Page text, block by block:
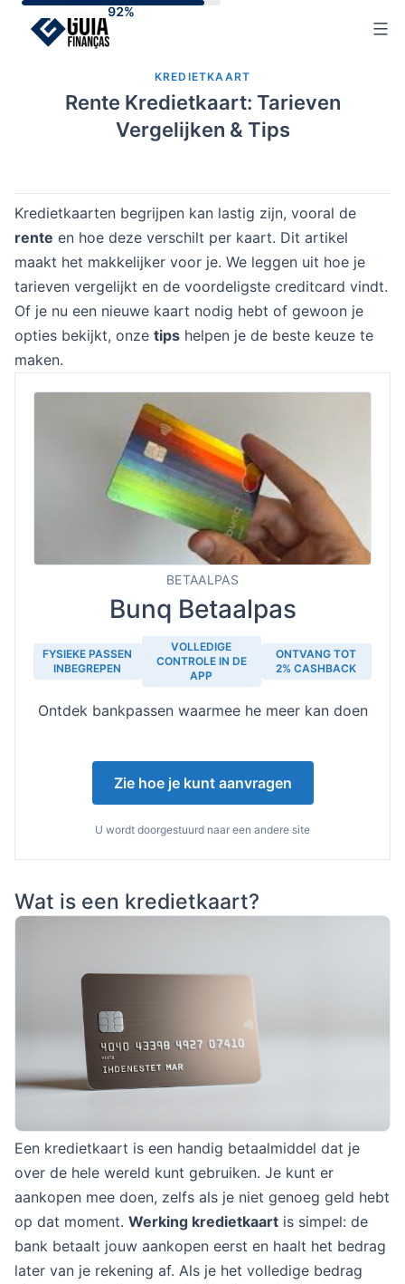
KREDIETKAART
Rente Kredietkaart: Tarieven
Vergelijken & Tips
Kredietkaarten begrijpen kan lastig zijn, vooral de
rente en hoe deze verschilt per kaart. Dit artikel
maakt het makkelijker voor je. We leggen uit hoe je
tarieven vergelijkt en de voordeligste creditcard vindt.
Of je nu een nieuwe kaart nodig hebt of gewoon je
opties bekijkt, onze tips helpen je de beste keuze te
maken.
BETAALPAS
Bunq Betaalpas
FYSIEKE PASSEN
INBEGREPEN
VOLLEDIGE
CONTROLE IN DE
APP
ONTVANG TOT
2% CASHBACK
Ontdek bankpassen waarmee he meer kan doen
Zie hoe je kunt aanvragen
U wordt doorgestuurd naar een andere site
Wat is een kredietkaart?
Een kredietkaart is een handig betaalmiddel dat je
over de hele wereld kunt gebruiken. Je kunt er
aankopen mee doen, zelfs als je niet genoeg geld hebt
op dat moment. Werking kredietkaart is simpel: de
bank betaalt jouw aankopen eerst en haalt het bedrag
later van je rekening af. Als je het volledige bedrag